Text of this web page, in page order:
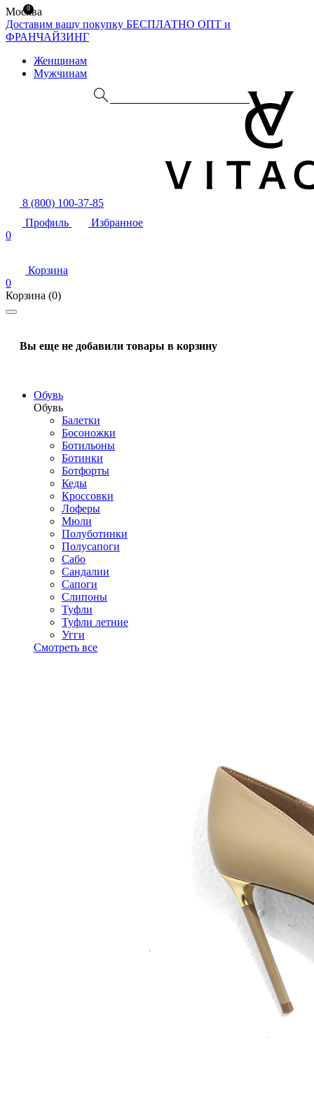
Москва
Доставим вашу покупку БЕСПЛАТНО ОПТ и
ФРАНЧАЙЗИНГ
Женщинам
Мужчинам
8 (800) 100-37-85
Профиль
Избранное
0
Корзина
0
Корзина (0)
Вы еще не добавили товары в корзину
Обувь
Обувь
Балетки
Босоножки
Ботильоны
Ботинки
Ботфорты
Кеды
Кроссовки
Лоферы
Мюли
Полуботинки
Полусапоги
Сабо
Сандалии
Сапоги
Слипоны
Туфли
Туфли летние
Угги
Смотреть все
0